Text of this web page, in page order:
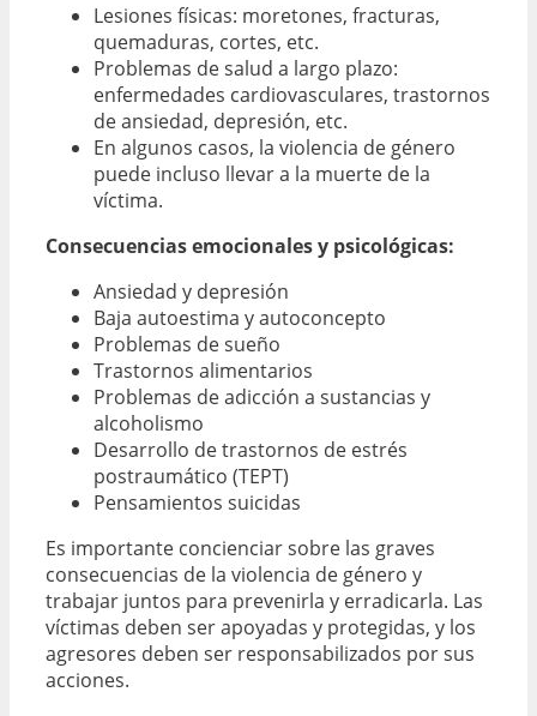
Lesiones físicas: moretones, fracturas,
quemaduras, cortes, etc.
Problemas de salud a largo plazo:
enfermedades cardiovasculares, trastornos
de ansiedad, depresión, etc.
En algunos casos, la violencia de género
puede incluso llevar a la muerte de la
víctima.
Consecuencias emocionales y psicológicas:
Ansiedad y depresión
Baja autoestima y autoconcepto
Problemas de sueño
Trastornos alimentarios
Problemas de adicción a sustancias y
alcoholismo
Desarrollo de trastornos de estrés
postraumático (TEPT)
Pensamientos suicidas
Es importante concienciar sobre las graves
consecuencias de la violencia de género y
trabajar juntos para prevenirla y erradicarla. Las
víctimas deben ser apoyadas y protegidas, y los
agresores deben ser responsabilizados por sus
acciones.